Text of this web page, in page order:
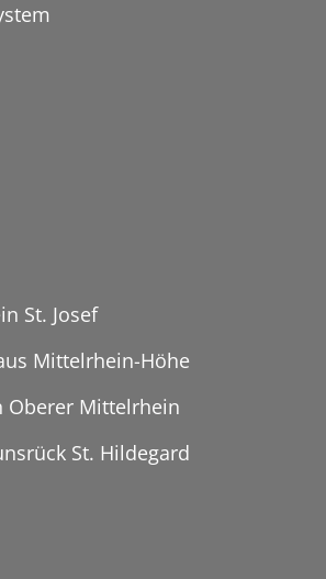
St. Josef
Mittelrhein-Höhe
Oberer Mittelrhein
St. Hildegard